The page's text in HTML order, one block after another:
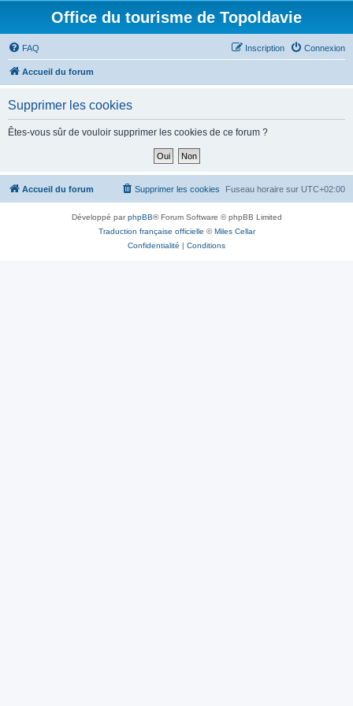
Office du tourisme de Topoldavie
FAQ Connexion
Inscription
Accueil du forum
Supprimer les cookies
Êtes-vous sûr de vouloir supprimer les cookies de ce forum ?
Accueil du forum Fuseau horaire sur UTC+02:00
Supprimer les cookies
Développé parphpBB® Forum Software © phpBB Limited
Traduction française officielle ©Miles Cellar
Confidentialité | Conditions